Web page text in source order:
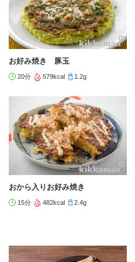
お好み焼き 豚玉
20分 579kcal 1.2g
おから入りお好み焼き
15分 482kcal 2.4g